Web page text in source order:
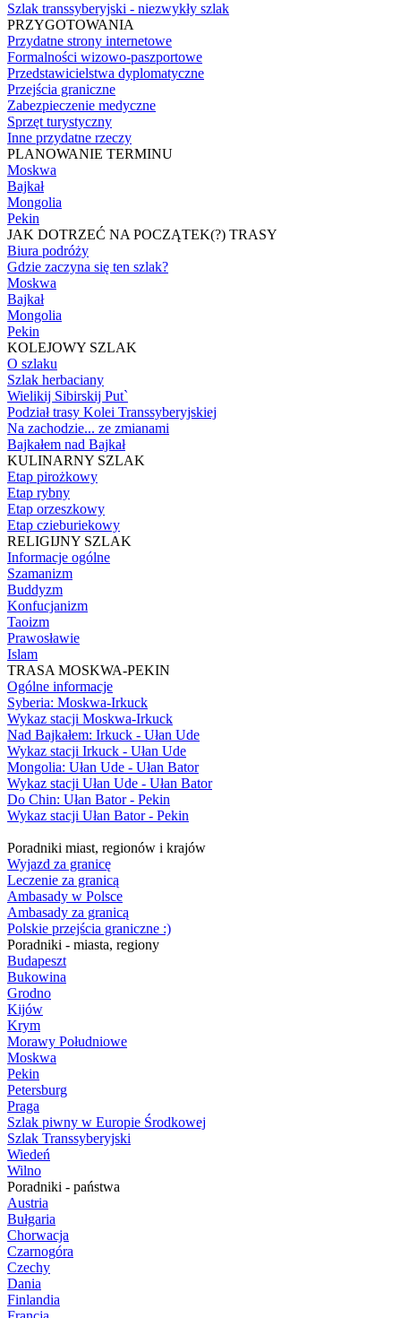
Szlak transsyberyjski - niezwykły szlak
PRZYGOTOWANIA
Przydatne strony internetowe
Formalności wizowo-paszportowe
Przedstawicielstwa dyplomatyczne
Przejścia graniczne
Zabezpieczenie medyczne
Sprzęt turystyczny
Inne przydatne rzeczy
PLANOWANIE TERMINU
Moskwa
Bajkał
Mongolia
Pekin
JAK DOTRZEĆ NA POCZĄTEK(?) TRASY
Biura podróży
Gdzie zaczyna się ten szlak?
Moskwa
Bajkał
Mongolia
Pekin
KOLEJOWY SZLAK
O szlaku
Szlak herbaciany
Wielikij Sibirskij Put`
Podział trasy Kolei Transsyberyjskiej
Na zachodzie... ze zmianami
Bajkałem nad Bajkał
KULINARNY SZLAK
Etap pirożkowy
Etap rybny
Etap orzeszkowy
Etap czieburiekowy
RELIGIJNY SZLAK
Informacje ogólne
Szamanizm
Buddyzm
Konfucjanizm
Taoizm
Prawosławie
Islam
TRASA MOSKWA-PEKIN
Ogólne informacje
Syberia: Moskwa-Irkuck
Wykaz stacji Moskwa-Irkuck
Nad Bajkałem: Irkuck - Ułan Ude
Wykaz stacji Irkuck - Ułan Ude
Mongolia: Ułan Ude - Ułan Bator
Wykaz stacji Ułan Ude - Ułan Bator
Do Chin: Ułan Bator - Pekin
Wykaz stacji Ułan Bator - Pekin
Poradniki miast, regionów i krajów
Wyjazd za granicę
Leczenie za granicą
Ambasady w Polsce
Ambasady za granicą
Polskie przejścia graniczne :)
Poradniki - miasta, regiony
Budapeszt
Bukowina
Grodno
Kijów
Krym
Morawy Południowe
Moskwa
Pekin
Petersburg
Praga
Szlak piwny w Europie Środkowej
Szlak Transsyberyjski
Wiedeń
Wilno
Poradniki - państwa
Austria
Bułgaria
Chorwacja
Czarnogóra
Czechy
Dania
Finlandia